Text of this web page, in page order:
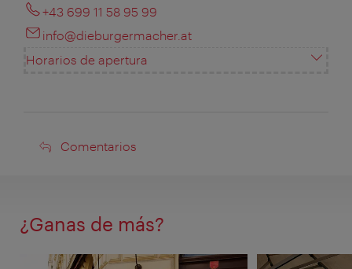
+43 699 11 58 95 99
info@dieburgermacher.at
Horarios de apertura
Comentarios
Comentarios
¿Ganas de más?